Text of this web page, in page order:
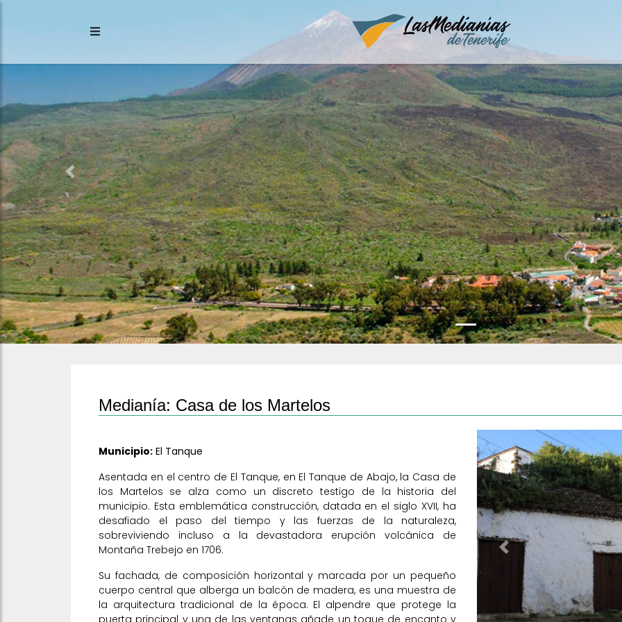
Previous
Medianía: Casa de los Martelos
Municipio: El Tanque
Asentada en el centro de El Tanque, en El Tanque de Abajo, la Casa de
los Martelos se alza como un discreto testigo de la historia del
municipio. Esta emblemática construcción, datada en el siglo XVII, ha
desafiado el paso del tiempo y las fuerzas de la naturaleza,
sobreviviendo incluso a la devastadora erupción volcánica de
Montaña Trebejo en 1706.
Su fachada, de composición horizontal y marcada por un pequeño
cuerpo central que alberga un balcón de madera, es una muestra de
la arquitectura tradicional de la época. El alpendre que protege la
puerta principal y una de las ventanas añade un toque de encanto y
Previous